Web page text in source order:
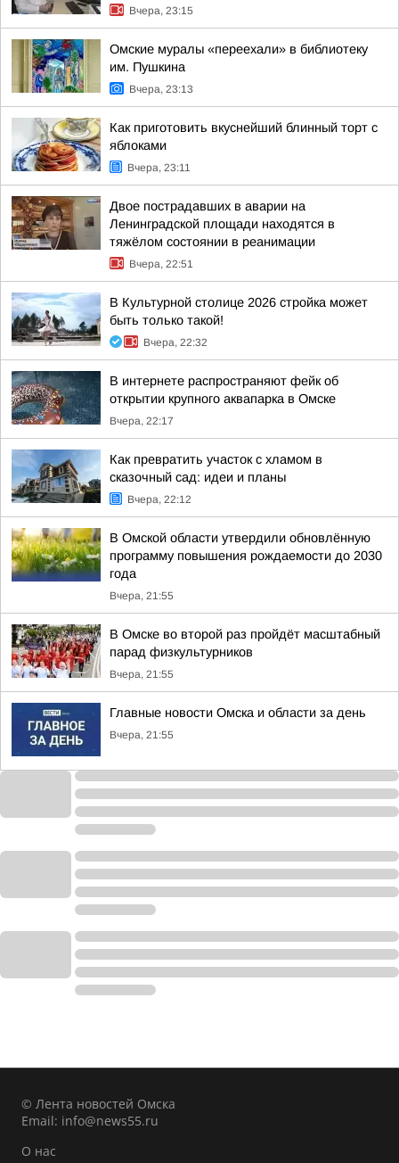
Вчера, 23:15
Омские муралы «переехали» в библиотеку
им. Пушкина
Вчера, 23:13
Как приготовить вкуснейший блинный торт с
яблоками
Вчера, 23:11
Двое пострадавших в аварии на
Ленинградской площади находятся в
тяжёлом состоянии в реанимации
Вчера, 22:51
В Культурной столице 2026 стройка может
быть только такой!
Вчера, 22:32
В интернете распространяют фейк об
открытии крупного аквапарка в Омске
Вчера, 22:17
Как превратить участок с хламом в
сказочный сад: идеи и планы
Вчера, 22:12
В Омской области утвердили обновлённую
программу повышения рождаемости до 2030
года
Вчера, 21:55
В Омске во второй раз пройдёт масштабный
парад физкультурников
Вчера, 21:55
Главные новости Омска и области за день
Вчера, 21:55
© Лента новостей Омска
Email: info@news55.ru
О нас